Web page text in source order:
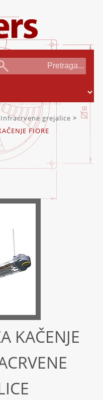
Infracrvene grejalice >
FIORE
KAČENJE